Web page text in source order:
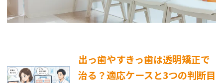
出っ歯やすきっ歯は透明矯正で
治る？適応ケースと3つの判断目